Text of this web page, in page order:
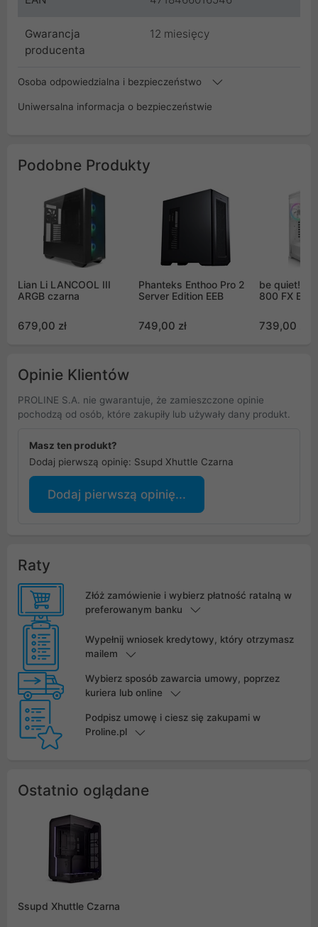
Gwarancja
producenta
12 miesięcy
Osoba odpowiedzialna i bezpieczeństwo
Uniwersalna informacja o bezpieczeństwie
Podobne Produkty
Lian Li LANCOOL III
ARGB czarna
679,00 zł
Phanteks Enthoo Pro 2
Server Edition EEB
749,00 zł
be quiet!
800 FX
739,00 zł
Opinie Klientów
PROLINE S.A. nie gwarantuje, że zamieszczone opinie
pochodzą od osób, które zakupiły lub używały dany produkt.
Masz ten produkt?
Dodaj pierwszą opinię: Ssupd Xhuttle Czarna
Dodaj pierwszą opinię...
Raty
Złóż zamówienie i wybierz płatność ratalną w
preferowanym banku
Wypełnij wniosek kredytowy, który otrzymasz
mailem
Wybierz sposób zawarcia umowy, poprzez
kuriera lub online
Podpisz umowę i ciesz się zakupami w
Proline.pl
Ostatnio oglądane
Ssupd Xhuttle Czarna